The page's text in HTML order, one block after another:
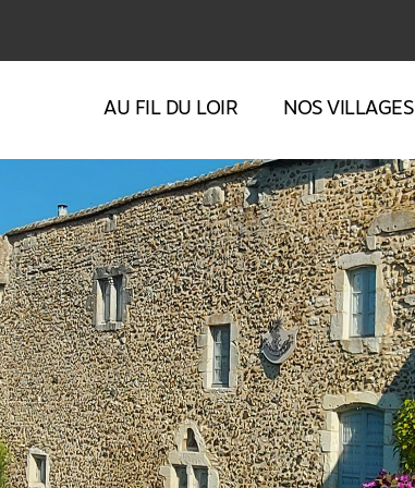
AU FIL DU LOIR NOS VILLAGES